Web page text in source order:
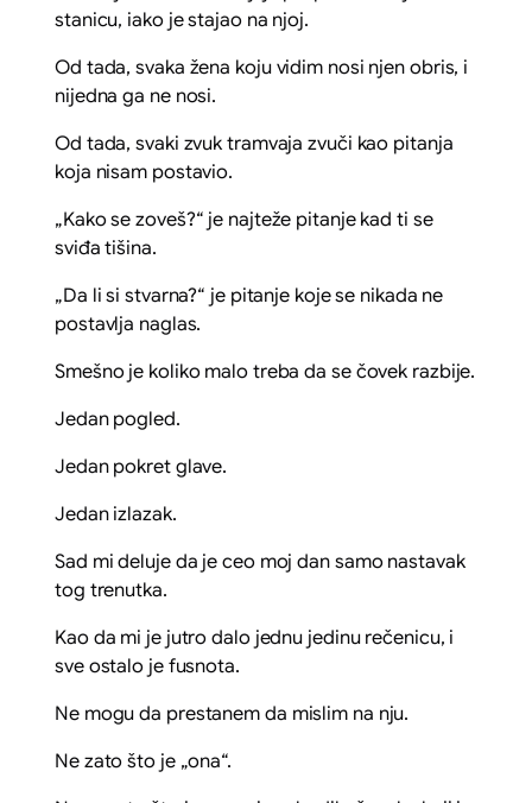
stanicu, iako je stajao na njoj.
Od tada, svaka žena koju vidim nosi njen obris, i
nijedna ga ne nosi.
Od tada, svaki zvuk tramvaja zvuči kao pitanja
koja nisam postavio.
„Kako se zoveš?“ je najteže pitanje kad ti se
sviđa tišina.
„Da li si stvarna?“ je pitanje koje se nikada ne
postavlja naglas.
Smešno je koliko malo treba da se čovek razbije.
Jedan pogled.
Jedan pokret glave.
Jedan izlazak.
Sad mi deluje da je ceo moj dan samo nastavak
tog trenutka.
Kao da mi je jutro dalo jednu jedinu rečenicu, i
sve ostalo je fusnota.
Ne mogu da prestanem da mislim na nju.
Ne zato što je „ona“.